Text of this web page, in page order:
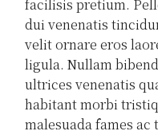
facilisis pretium.
dui venenatis
velit ornare eros
ligula. Nullam
ultrices venenatis
habitant morbi
malesuada fames ac